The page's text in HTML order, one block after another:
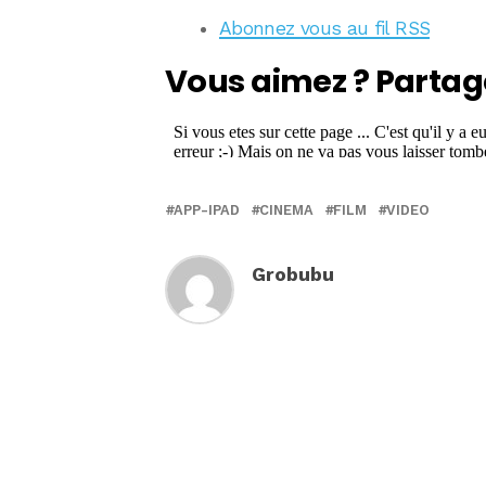
Abonnez vous au fil RSS
Vous aimez ?
APP-IPAD CINEMA FILM VIDEO
Grobubu